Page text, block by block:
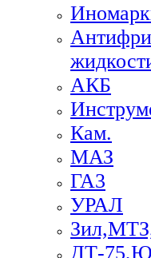
АКБ
Кам.
МАЗ
ГА3
УРАЛ
ДТ-